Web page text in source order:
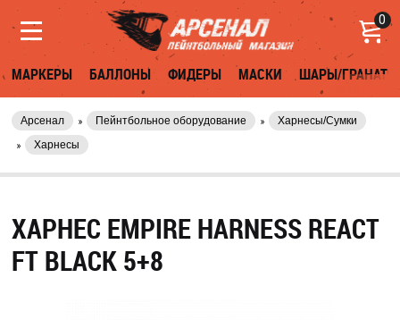
0
МАРКЕРЫ БАЛЛОНЫ ФИДЕРЫ МАСКИ ШАРЫ/ГРАНАТЫ
Арсенал Пейнтбольное оборудование
Харнесы/Сумки
Харнесы
ХАРНЕС EMPIRE HARNESS REACT
FT BLACK 5+8